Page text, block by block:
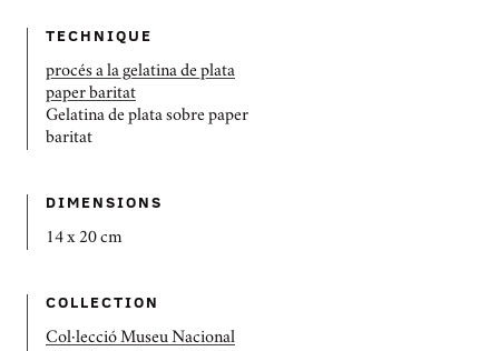
TECHNIQUE
procés a la gelatina de plata
paper baritat
Gelatina de plata sobre paper
baritat
DIMENSIONS
14 x 20 cm
COLLECTION
Col·lecció Museu Nacional